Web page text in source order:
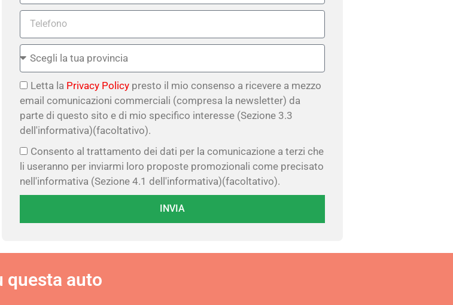
Letta la Privacy Policy presto il mio consenso a ricevere a mezzo
email comunicazioni commerciali (compresa la newsletter) da
parte di questo sito e di mio specifico interesse (Sezione 3.3
dell'informativa)(facoltativo).
Consento al trattamento dei dati per la comunicazione a terzi che
li useranno per inviarmi loro proposte promozionali come precisato
nell'informativa (Sezione 4.1 dell'informativa)(facoltativo).
INVIA
questa auto